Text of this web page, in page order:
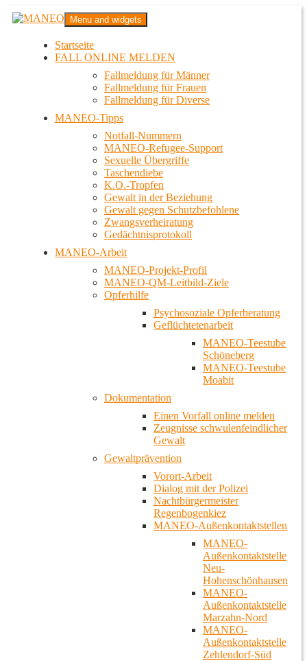
Zum
InhaltMANEO
Das schwule Anti-Gewalt-Projekt in Berlin
Menu and widgets
Startseite
FALL ONLINE MELDEN
Fallmeldung für Männer
Fallmeldung für Frauen
Fallmeldung für Diverse
MANEO-Tipps
Notfall-Nummern
MANEO-Refugee-Support
Sexuelle Übergriffe
Taschendiebe
K.O.-Tropfen
Gewalt in der Beziehung
Gewalt gegen Schutzbefohlene
Zwangsverheiratung
Gedächtnisprotokoll
MANEO-Arbeit
MANEO-Projekt-Profil
MANEO-QM-Leitbild-Ziele
Opferhilfe
Psychosoziale Opferberatung
Geflüchtetenarbeit
MANEO-Teestube
Schöneberg
MANEO-Teestube
Moabit
Dokumentation
Einen Vorfall online melden
Zeugnisse schwulenfeindlicher
Gewalt
Gewaltprävention
Vorort-Arbeit
Dialog mit der Polizei
Nachtbürgermeister
Regenbogenkiez
MANEO-Außenkontaktstellen
MANEO-
Außenkontaktstelle
Neu-
Hohenschönhausen
MANEO-
Außenkontaktstelle
Marzahn-Nord
MANEO-
Außenkontaktstelle
Zehlendorf-Süd